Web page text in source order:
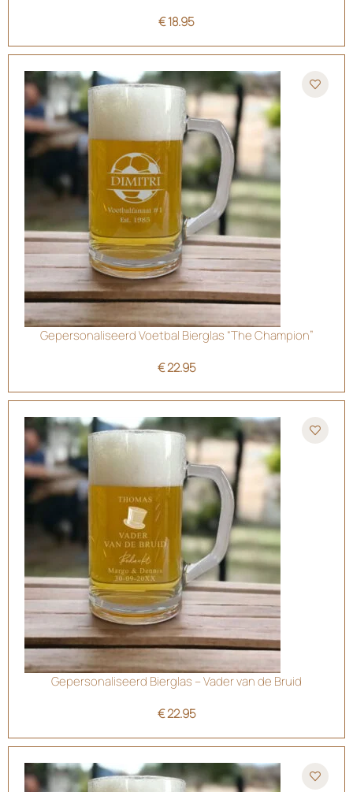
€18.95
Gepersonaliseerd Voetbal Bierglas “The Champion”
€22.95
Gepersonaliseerd Bierglas – Vader van de Bruid
€22.95